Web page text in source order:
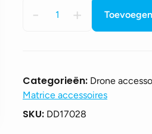
-
Matrice
Controller
Enterprise
-
Part
+
Categorieën: Drone
Matrice accessoires
SKU: DD17028